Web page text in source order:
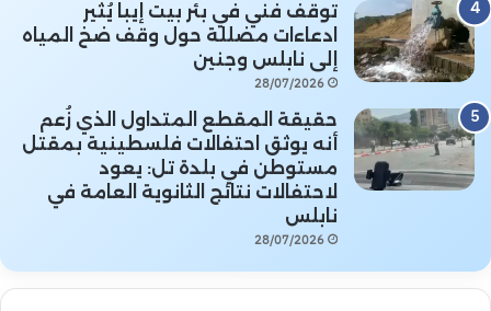
توقف فني في بئر بيت إيبا يُثير
ادعاءات مضللة حول وقف ضخ المياه
إلى نابلس وجنين
28/07/2026
حقيقة المقطع المتداول الذي زُعم
أنه يوثق احتفالات فلسطينية بمقتل
مستوطن في بلدة تل: يعود
لاحتفالات نتائج الثانوية العامة في
نابلس
28/07/2026